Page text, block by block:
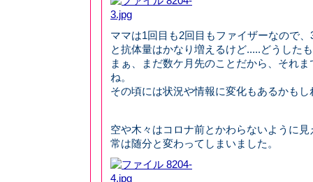
ママは1回目も2回目もファイザーなので
と抗体量はかなり増えるけど.....どうした
まぁ、まだ数ケ月先のことだから、それ
ね。
その頃には状況や情報に変化もあるかもし
空や木々はコロナ前とかわらないように
常は随分と変わってしまいました。